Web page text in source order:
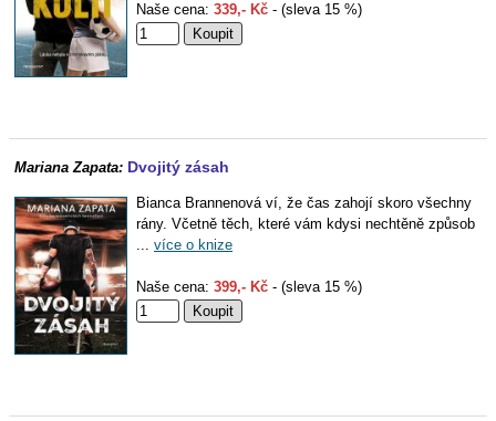
Naše cena: 339,- Kč - (sleva 15 %)
Mariana Zapata: Dvojitý zásah
Bianca Brannenová ví, že čas zahojí skoro všechny
rány. Včetně těch, které vám kdysi nechtěně způsob
... více o knize
Naše cena: 399,- Kč - (sleva 15 %)